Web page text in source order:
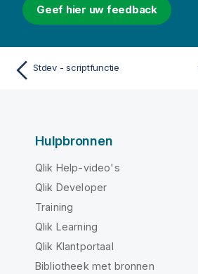
Geef hier uw feedback
Stdev - scriptfunctie
Hulpbronnen
Qlik Help-video's
Qlik Developer
Training
Qlik Learning
Qlik Klantportaal
Bibliotheek met bronnen